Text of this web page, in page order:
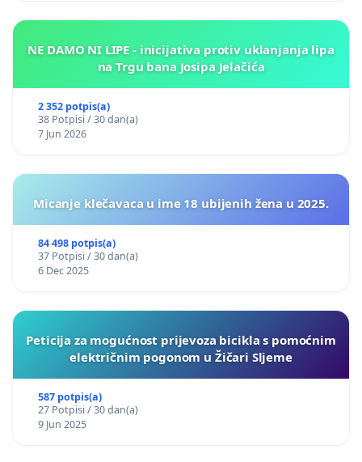
NE DAMO NI LIPE - inicijativa protiv uklanjanja lipa
na Trgu bana Josipa Jelačića
2 352 potpis(a)
38 Potpisi / 30 dan(a)
7 Jun 2026
Micanje klečavaca u ime 18 ubijenih žena u 2025.
84 498 potpis(a)
37 Potpisi / 30 dan(a)
6 Dec 2025
Peticija za mogućnost prijevoza bicikla s pomoćnim
električnim pogonom u Žičari Sljeme
587 potpis(a)
27 Potpisi / 30 dan(a)
9 Jun 2025